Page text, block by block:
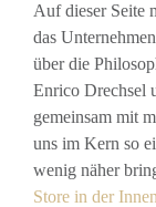
Auf dieser Seite
das
über die
Enrico Drechsel
gemeinsam mit
uns im Kern so
wenig näher
Store in der